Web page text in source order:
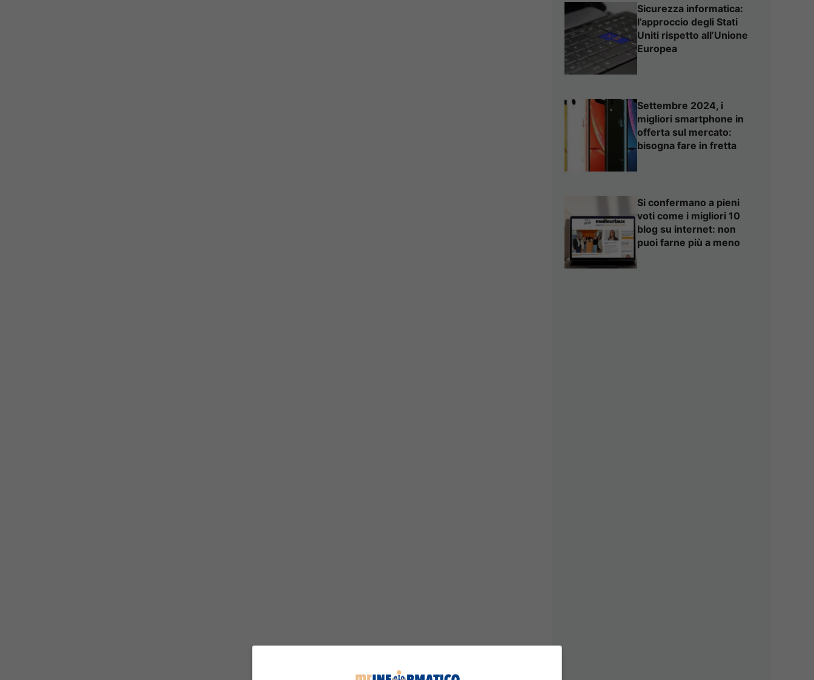
Sicurezza informatica:
l’approccio degli Stati
Uniti rispetto all’Unione
Europea
Settembre 2024, i
migliori smartphone in
offerta sul mercato:
bisogna fare in fretta
Si confermano a pieni
voti come i migliori 10
blog su internet: non
puoi farne più a meno